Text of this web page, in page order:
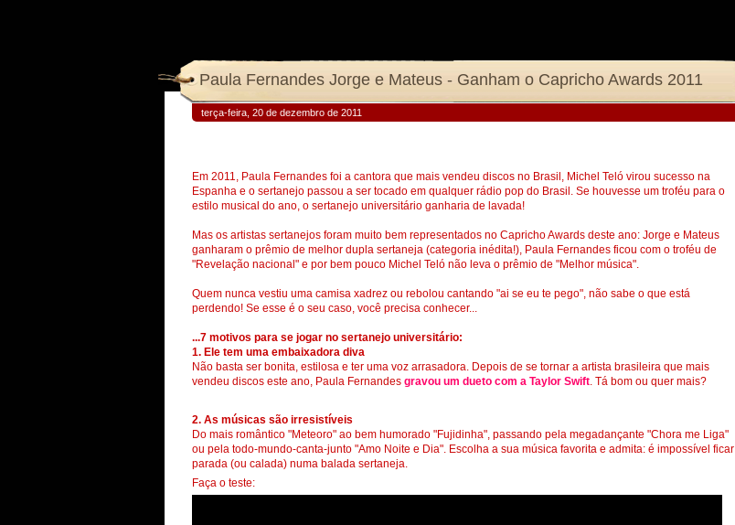
Paula Fernandes Jorge e Mateus - Ganham o Capricho Awards 2011
terça-feira, 20 de dezembro de 2011
Em 2011, Paula Fernandes foi a cantora que mais vendeu discos no Brasil, Michel Teló virou sucesso na
Espanha e o sertanejo passou a ser tocado em qualquer rádio pop do Brasil. Se houvesse um troféu para o
estilo musical do ano, o sertanejo universitário ganharia de lavada!
Mas os artistas sertanejos foram muito bem representados no Capricho Awards deste ano: Jorge e Mateus
ganharam o prêmio de melhor dupla sertaneja (categoria inédita!), Paula Fernandes ficou com o troféu de
"Revelação nacional" e por bem pouco Michel Teló não leva o prêmio de "Melhor música".
Quem nunca vestiu uma camisa xadrez ou rebolou cantando "ai se eu te pego", não sabe o que está
perdendo! Se esse é o seu caso, você precisa conhecer...
...7 motivos para se jogar no sertanejo universitário:
1. Ele tem uma embaixadora diva
Não basta ser bonita, estilosa e ter uma voz arrasadora. Depois de se tornar a artista brasileira que mais
vendeu discos este ano, Paula Fernandes gravou um dueto com a Taylor Swift. Tá bom ou quer mais?
2. As músicas são irresistíveis
Do mais romântico "Meteoro" ao bem humorado "Fujidinha", passando pela megadançante "Chora me Liga"
ou pela todo-mundo-canta-junto "Amo Noite e Dia". Escolha a sua música favorita e admita: é impossível ficar
parada (ou calada) numa balada sertaneja.
Faça o teste: